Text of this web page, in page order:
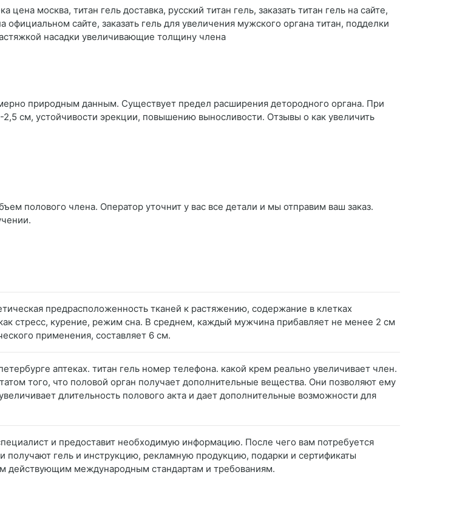
цена москва, титан гель доставка, русский титан гель, заказать титан гель на сайте,
официальном сайте, заказать гель для увеличения мужского органа титан, подделки
насадки увеличивающие толщину члена
природным данным. Существует предел расширения детородного органа. При
см, устойчивости эрекции, повышению выносливости. Отзывы о как увеличить
полового члена. Оператор уточнит у вас все детали и мы отправим ваш заказ.
предрасположенность тканей к растяжению, содержание в клетках
стресс, курение, режим сна. В среднем, каждый мужчина прибавляет не менее 2 см
применения, составляет 6 см.
аптеках. титан гель номер телефона. какой крем реально увеличивает член.
того, что половой орган получает дополнительные вещества. Они позволяют ему
длительность полового акта и дает дополнительные возможности для
и предоставит необходимую информацию. После чего вам потребуется
получают гель и инструкцию, рекламную продукцию, подарки и сертификаты
действующим международным стандартам и требованиям.